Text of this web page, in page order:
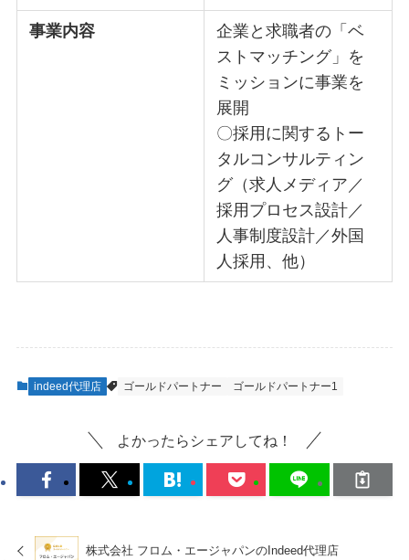
事業内容
企業と求職者の「ベ
ストマッチング」を
ミッションに事業を
展開
〇採用に関するトー
タルコンサルティン
グ（求人メディア／
採用プロセス設計／
人事制度設計／外国
人採用、他）
indeed代理店 ゴールドパートナー ゴールドパートナー1
よかったらシェアしてね！
株式会社 フロム・エージャパンのIndeed代理店